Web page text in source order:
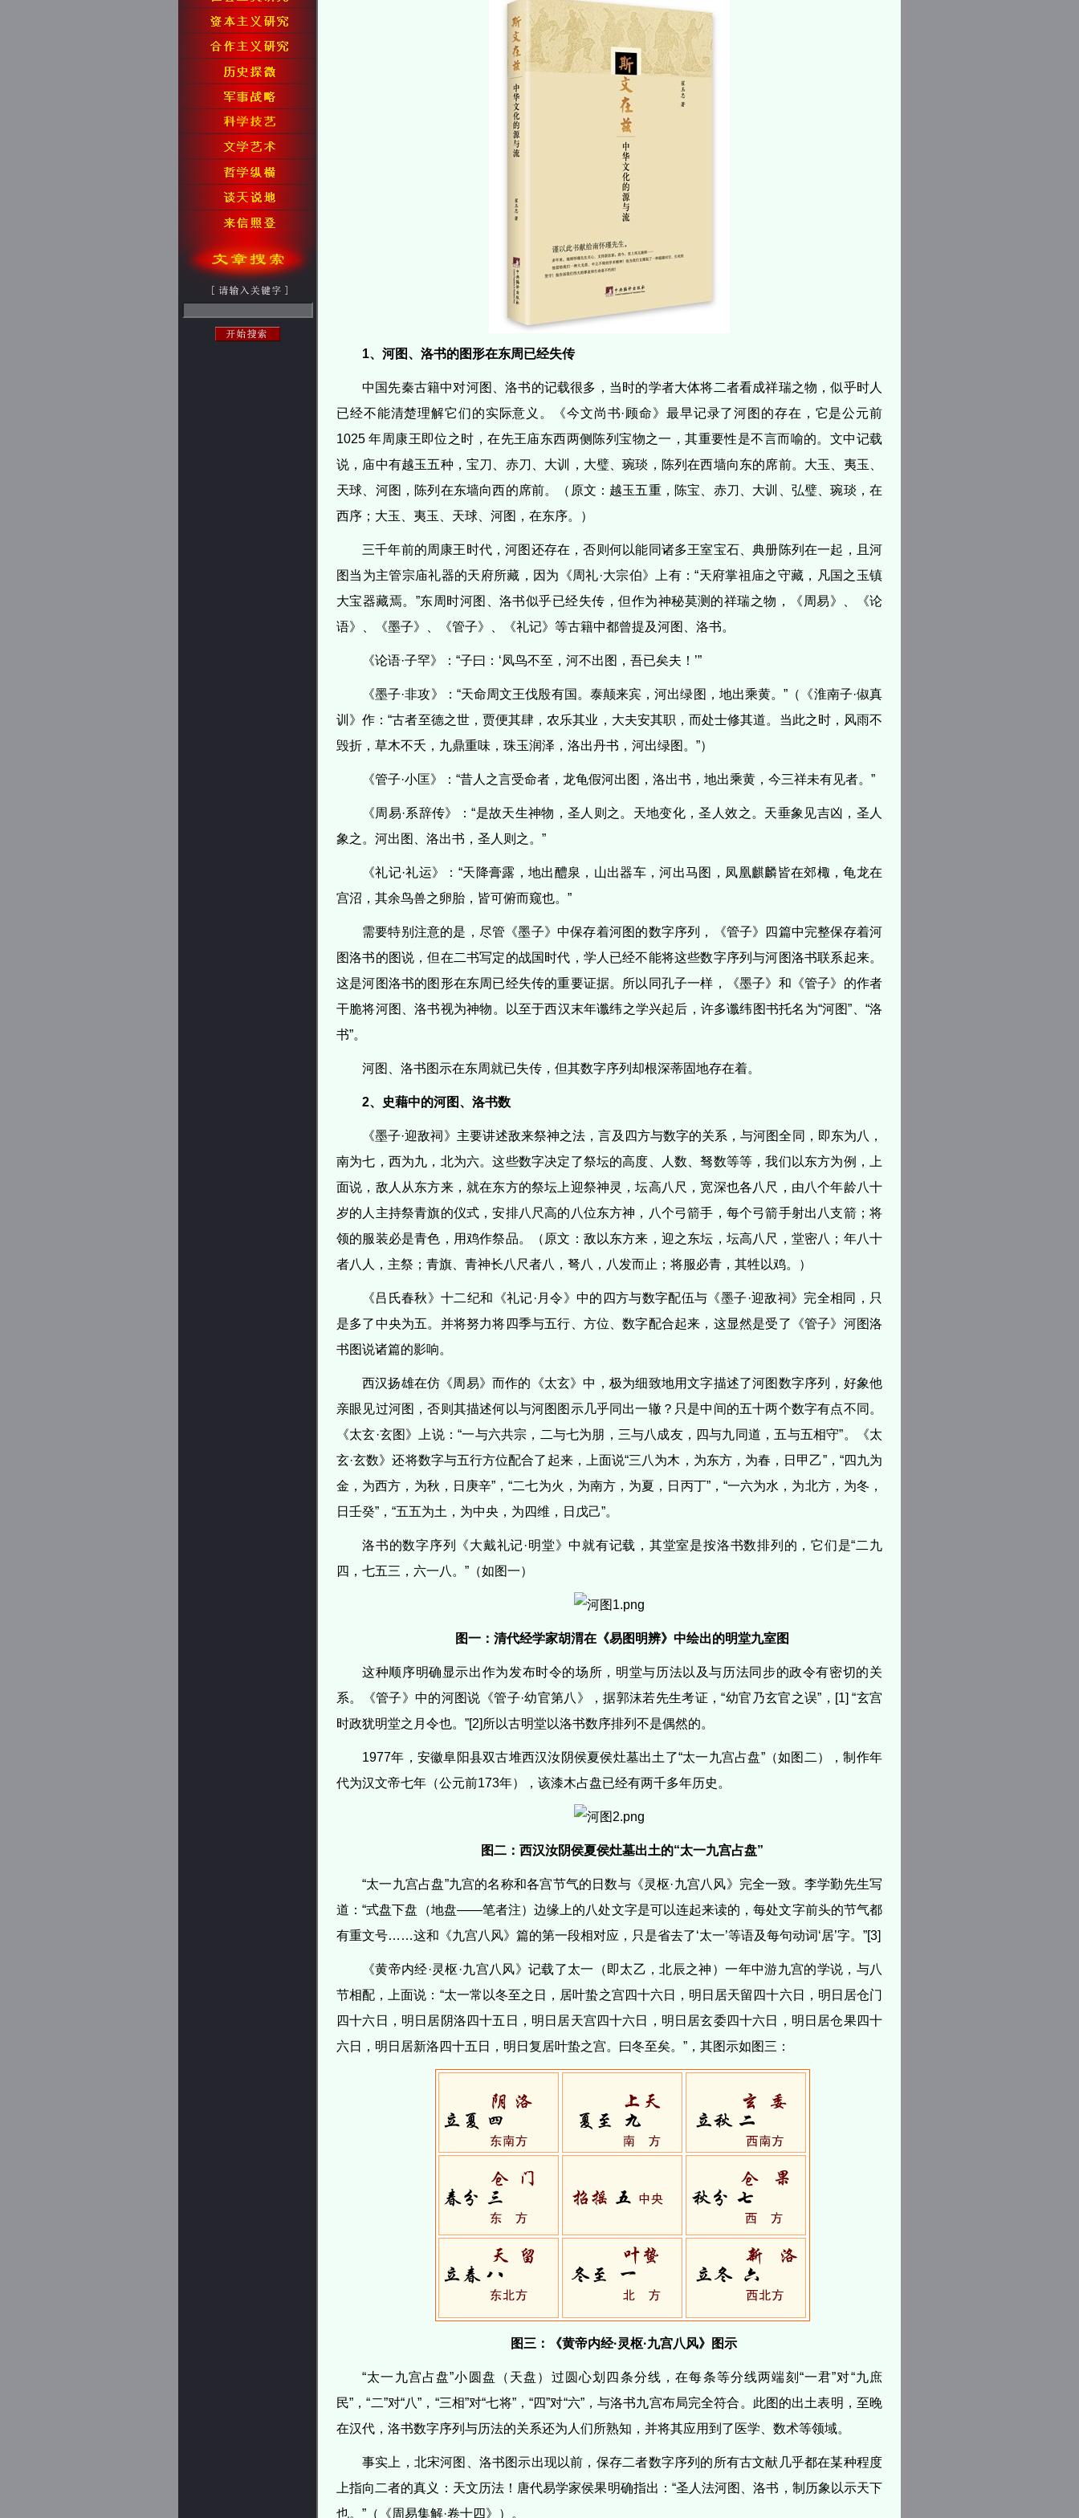
1、河图、洛书的图形在东周已经失传
中国先秦古籍中对河图、洛书的记载很多，当时的学者大体将二者看成祥瑞之物，似乎时人
已经不能清楚理解它们的实际意义。《今文尚书·顾命》最早记录了河图的存在，它是公元前
1025 年周康王即位之时，在先王庙东西两侧陈列宝物之一，其重要性是不言而喻的。文中记载
说，庙中有越玉五种，宝刀、赤刀、大训，大璧、琬琰，陈列在西墙向东的席前。大玉、夷玉、
天球、河图，陈列在东墙向西的席前。（原文：越玉五重，陈宝、赤刀、大训、弘璧、琬琰，在
西序；大玉、夷玉、天球、河图，在东序。）
三千年前的周康王时代，河图还存在，否则何以能同诸多王室宝石、典册陈列在一起，且河
图当为主管宗庙礼器的天府所藏，因为《周礼·大宗伯》上有：“天府掌祖庙之守藏，凡国之玉镇
大宝器藏焉。”东周时河图、洛书似乎已经失传，但作为神秘莫测的祥瑞之物，《周易》、《论
语》、《墨子》、《管子》、《礼记》等古籍中都曾提及河图、洛书。
《论语·子罕》：“子曰：‘凤鸟不至，河不出图，吾已矣夫！’”
《墨子·非攻》：“天命周文王伐殷有国。泰颠来宾，河出绿图，地出乘黄。”（《淮南子·俶真
训》作：“古者至德之世，贾便其肆，农乐其业，大夫安其职，而处士修其道。当此之时，风雨不
毁折，草木不夭，九鼎重味，珠玉润泽，洛出丹书，河出绿图。”）
《管子·小匡》：“昔人之言受命者，龙龟假河出图，洛出书，地出乘黄，今三祥未有见者。”
《周易·系辞传》：“是故天生神物，圣人则之。天地变化，圣人效之。天垂象见吉凶，圣人
象之。河出图、洛出书，圣人则之。”
《礼记·礼运》：“天降膏露，地出醴泉，山出器车，河出马图，凤凰麒麟皆在郊棷，龟龙在
宫沼，其余鸟兽之卵胎，皆可俯而窥也。”
需要特别注意的是，尽管《墨子》中保存着河图的数字序列，《管子》四篇中完整保存着河
图洛书的图说，但在二书写定的战国时代，学人已经不能将这些数字序列与河图洛书联系起来。
这是河图洛书的图形在东周已经失传的重要证据。所以同孔子一样，《墨子》和《管子》的作者
干脆将河图、洛书视为神物。以至于西汉末年谶纬之学兴起后，许多谶纬图书托名为“河图”、“洛
书”。
河图、洛书图示在东周就已失传，但其数字序列却根深蒂固地存在着。
2、史藉中的河图、洛书数
《墨子·迎敌祠》主要讲述敌来祭神之法，言及四方与数字的关系，与河图全同，即东为八，
南为七，西为九，北为六。这些数字决定了祭坛的高度、人数、驽数等等，我们以东方为例，上
面说，敌人从东方来，就在东方的祭坛上迎祭神灵，坛高八尺，宽深也各八尺，由八个年龄八十
岁的人主持祭青旗的仪式，安排八尺高的八位东方神，八个弓箭手，每个弓箭手射出八支箭；将
领的服装必是青色，用鸡作祭品。（原文：敌以东方来，迎之东坛，坛高八尺，堂密八；年八十
者八人，主祭；青旗、青神长八尺者八，弩八，八发而止；将服必青，其牲以鸡。）
《吕氏春秋》十二纪和《礼记·月令》中的四方与数字配伍与《墨子·迎敌祠》完全相同，只
是多了中央为五。并将努力将四季与五行、方位、数字配合起来，这显然是受了《管子》河图洛
书图说诸篇的影响。
西汉扬雄在仿《周易》而作的《太玄》中，极为细致地用文字描述了河图数字序列，好象他
亲眼见过河图，否则其描述何以与河图图示几乎同出一辙？只是中间的五十两个数字有点不同。
《太玄·玄图》上说：“一与六共宗，二与七为朋，三与八成友，四与九同道，五与五相守”。《太
玄·玄数》还将数字与五行方位配合了起来，上面说“三八为木，为东方，为春，日甲乙”，“四九为
金，为西方，为秋，日庚辛”，“二七为火，为南方，为夏，日丙丁”，“一六为水，为北方，为冬，
日壬癸”，“五五为土，为中央，为四维，日戊己”。
洛书的数字序列《大戴礼记·明堂》中就有记载，其堂室是按洛书数排列的，它们是“二九
四，七五三，六一八。”（如图一）
图一：清代经学家胡渭在《易图明辨》中绘出的明堂九室图
这种顺序明确显示出作为发布时令的场所，明堂与历法以及与历法同步的政令有密切的关
系。《管子》中的河图说《管子·幼官第八》，据郭沫若先生考证，“幼官乃玄官之误”，[1] “玄宫
时政犹明堂之月令也。”[2]所以古明堂以洛书数序排列不是偶然的。
1977年，安徽阜阳县双古堆西汉汝阴侯夏侯灶墓出土了“太一九宫占盘”（如图二），制作年
代为汉文帝七年（公元前173年），该漆木占盘已经有两千多年历史。
图二：西汉汝阴侯夏侯灶墓出土的“太一九宫占盘”
“太一九宫占盘”九宫的名称和各宫节气的日数与《灵枢·九宫八风》完全一致。李学勤先生写
道：“式盘下盘（地盘——笔者注）边缘上的八处文字是可以连起来读的，每处文字前头的节气都
有重文号……这和《九宫八风》篇的第一段相对应，只是省去了‘太一’等语及每句动词‘居’字。”[3]
《黄帝内经·灵枢·九宫八风》记载了太一（即太乙，北辰之神）一年中游九宫的学说，与八
节相配，上面说：“太一常以冬至之日，居叶蛰之宫四十六日，明日居天留四十六日，明日居仓门
四十六日，明日居阴洛四十五日，明日居天宫四十六日，明日居玄委四十六日，明日居仓果四十
六日，明日居新洛四十五日，明日复居叶蛰之宫。曰冬至矣。”，其图示如图三：
图三：《黄帝内经·灵枢·九宫八风》图示
“太一九宫占盘”小圆盘（天盘）过圆心划四条分线，在每条等分线两端刻“一君”对“九庶
民”，“二”对“八”，“三相”对“七将”，“四”对“六”，与洛书九宫布局完全符合。此图的出土表明，至晚
在汉代，洛书数字序列与历法的关系还为人们所熟知，并将其应用到了医学、数术等领域。
事实上，北宋河图、洛书图示出现以前，保存二者数字序列的所有古文献几乎都在某种程度
上指向二者的真义：天文历法！唐代易学家侯果明确指出：“圣人法河图、洛书，制历象以示天下
也。”（《周易集解·卷十四》）。